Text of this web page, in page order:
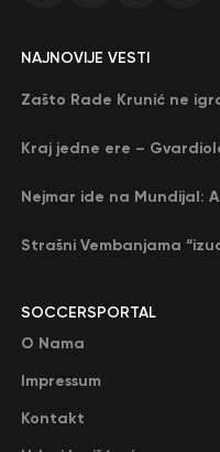
SOCCERSPORTAL
O Nama
Impressum
Kontakt
NAJNOVIJE VESTI